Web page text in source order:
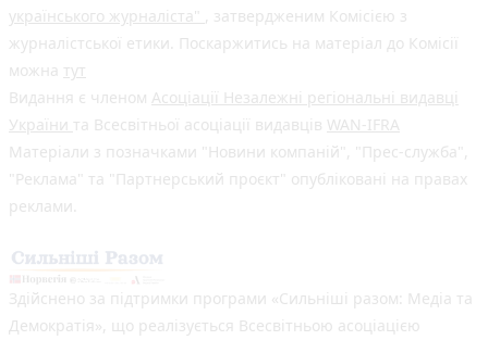
українського журналіста"
, затвердженим Комісією з
журналістської етики. Поскаржитись на матеріал до Комісії
можна тут
Видання є членом Асоціації Незалежні регіональні видавці
України та Всесвітньої асоціації видавців WAN-IFRA
Матеріали з позначками "Новини компаній", "Прес-служба",
"Реклама" та "Партнерський проєкт" опубліковані на правах
реклами.
Здійснено за підтримки програми «Сильніші разом: Медіа та
Демократія», що реалізується Всесвітньою асоціацією